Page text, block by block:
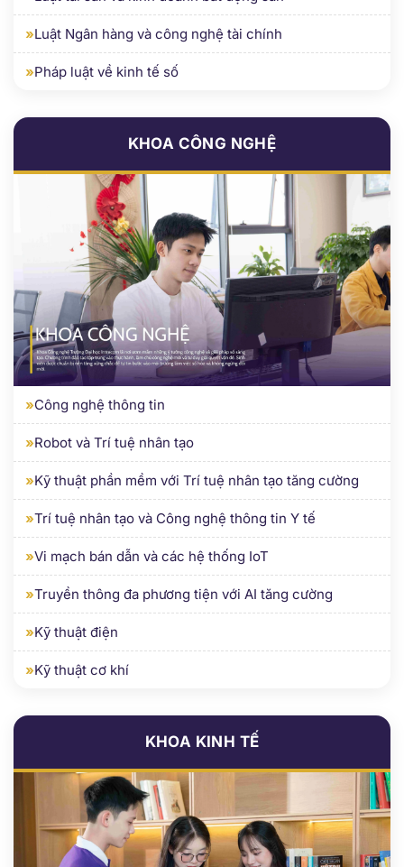
»Pháp luật về kinh tế số
»Công nghệ thông tin
»Robot và Trí tuệ nhân tạo
»Kỹ thuật phần mềm với Trí tuệ nhân tạo tăng cường
»Trí tuệ nhân tạo và Công nghệ thông tin Y tế
»Vi mạch bán dẫn và các hệ thống IoT
»Truyền thông đa phương tiện với AI tăng cường
»Kỹ thuật điện
»Kỹ thuật cơ khí